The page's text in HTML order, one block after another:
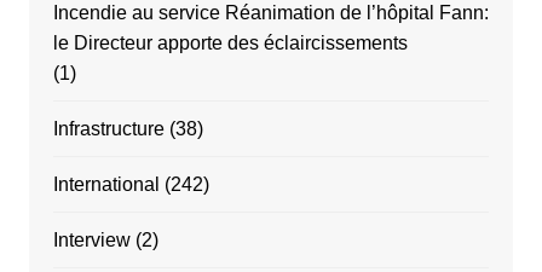
Incendie au service Réanimation de l’hôpital Fann:
le Directeur apporte des éclaircissements
(1)
Infrastructure(38)
International (242)
Interview(2)